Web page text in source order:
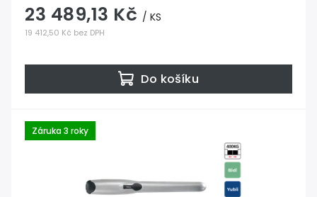
19 412,50 Kč bez DPH
23 489,13 Kč / KS
Do košíku
Záruka 3 roky